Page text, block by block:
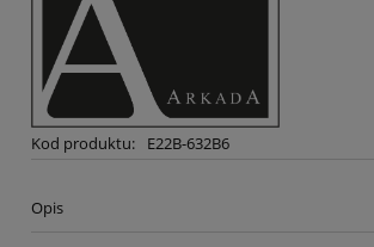
Kod produktu: E22B-632B6
Opis